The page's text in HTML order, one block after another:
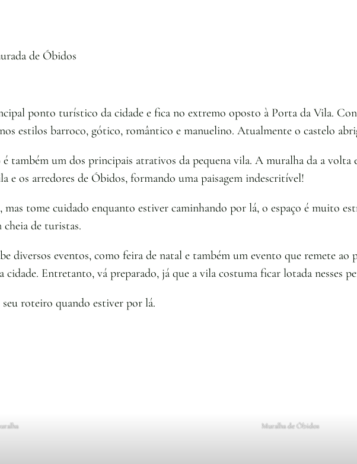
de Óbidos
ponto turístico da cidade e fica no extremo oposto à Porta da Vila.
estilos barroco, gótico, romântico e manuelino. Atualmente o castelo
também um dos principais atrativos da pequena vila. A muralha da a
e os arredores de Óbidos, formando uma paisagem indescritível!
tome cuidado enquanto estiver caminhando por lá, o espaço é muito
de turistas.
diversos eventos, como feira de natal e também um evento que remete ao
Entretanto, vá preparado, já que a vila costuma ficar lotada nesses
roteiro quando estiver por lá.
Muralha de Óbidos